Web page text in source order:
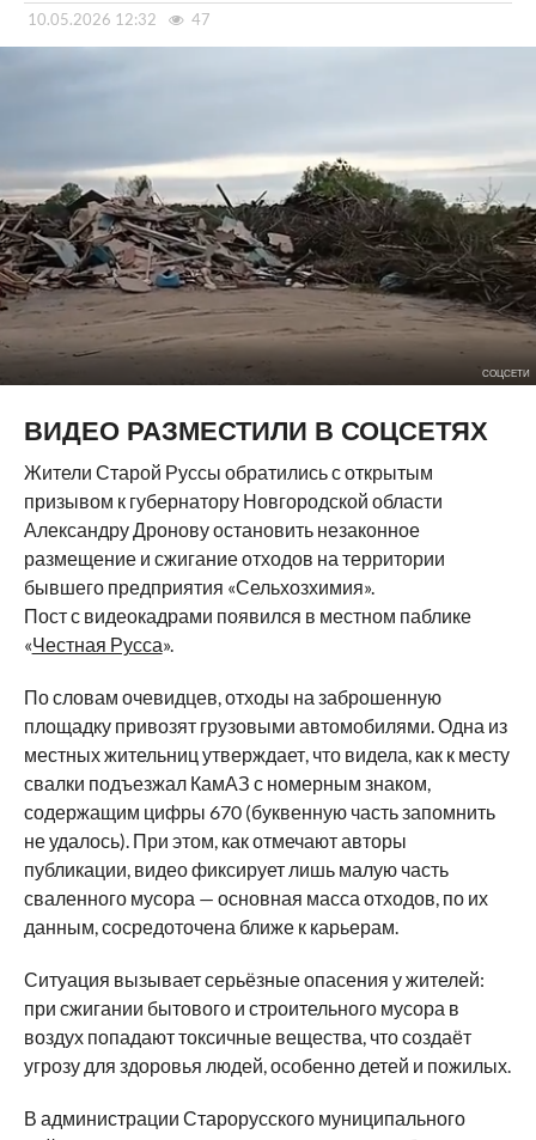
10.05.2026 12:32 47
СОЦСЕТИ
ВИДЕО РАЗМЕСТИЛИ В СОЦСЕТЯХ
Жители Старой Руссы обратились с открытым
призывом к губернатору Новгородской области
Александру Дронову остановить незаконное
размещение и сжигание отходов на территории
бывшего предприятия «Сельхозхимия».
Пост с видеокадрами появился в местном паблике
«Честная Русса».
По словам очевидцев, отходы на заброшенную
площадку привозят грузовыми автомобилями. Одна из
местных жительниц утверждает, что видела, как к месту
свалки подъезжал КамАЗ с номерным знаком,
содержащим цифры 670 (буквенную часть запомнить
не удалось). При этом, как отмечают авторы
публикации, видео фиксирует лишь малую часть
сваленного мусора — основная масса отходов, по их
данным, сосредоточена ближе к карьерам.
Ситуация вызывает серьёзные опасения у жителей:
при сжигании бытового и строительного мусора в
воздух попадают токсичные вещества, что создаёт
угрозу для здоровья людей, особенно детей и пожилых.
В администрации Старорусского муниципального